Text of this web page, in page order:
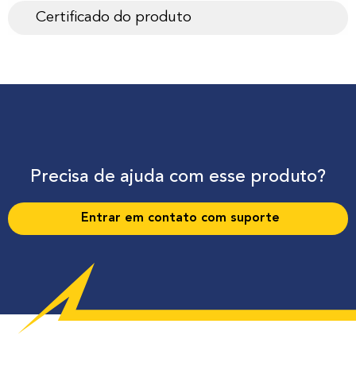
Certificado do produto
Precisa de ajuda com esse produto?
Entrar em contato com suporte